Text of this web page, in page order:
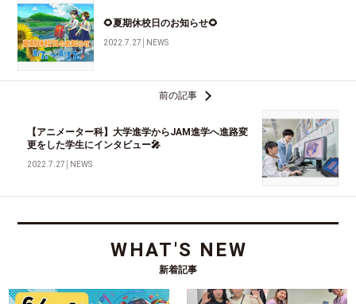
🌻夏期休校日のお知らせ🌻
2022.7.27 NEWS
前の記事
【アニメーター科】大学進学からJAM進学へ進路変
更をした学生にインタビュー🎤
2022.7.27 NEWS
WHAT'S NEW
新着記事